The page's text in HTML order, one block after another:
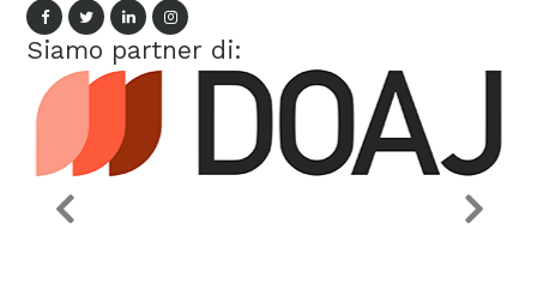
Siamo partner di: